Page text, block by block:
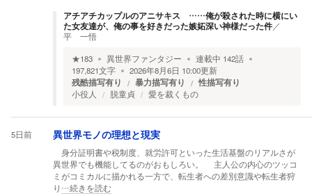
アチアチカップルのアニサキス ……俺が殺された時に横にい
た女友達が、俺の事を好きだった嫉妬深い神様だった件／
平 一悟
★183 異世界ファンタジー 連載中 142話
197,821文字 2026年8月6日 10:00更新
残酷描写有り 暴力描写有り 性描写有り
小役人 脱童貞 愛を裁くもの
5日前 異世界モノの理想と現実
身分証明書や税制度、就労許可といった生活基盤のリアルさが
異世界でも機能してるのがおもしろい。 主人公の内心のツッコ
ミがコミカルに描かれる一方で、転生者への差別意識や転生者狩
り …続きを読む